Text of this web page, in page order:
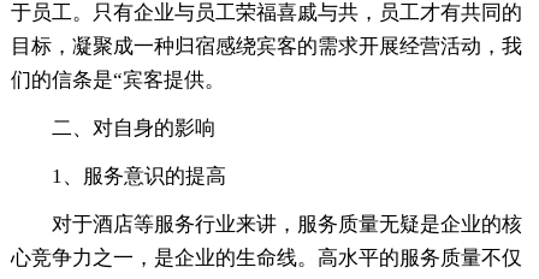
于员工。只有企业与员工荣福喜戚与共，员工才有共同的
目标，凝聚成一种归宿感绕宾客的需求开展经营活动，我
们的信条是“宾客提供。
二、对自身的影响
1、服务意识的提高
对于酒店等服务行业来讲，服务质量无疑是企业的核
心竞争力之一，是企业的生命线。高水平的服务质量不仅